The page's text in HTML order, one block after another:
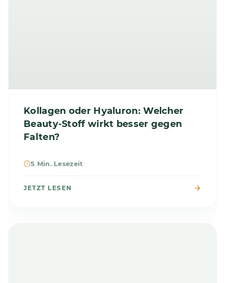
Kollagen oder Hyaluron: Welcher
Beauty-Stoff wirkt besser gegen
Falten?
5 Min. Lesezeit
JETZT LESEN